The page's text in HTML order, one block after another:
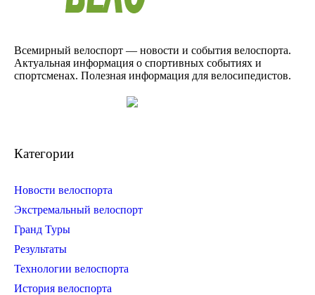
Всемирный велоспорт — новости и события велоспорта.
Актуальная информация о спортивных событиях и
спортсменах. Полезная информация для велосипедистов.
Категории
Новости велоспорта
Экстремальный велоспорт
Гранд Туры
Результаты
Технологии велоспорта
История велоспорта